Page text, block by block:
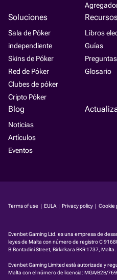
Soluciones
Sala de Póker
independiente
Skins de Póker
Red de Póker
Clubes de póker
Cripto Póker
Libros
Guías
Glosario
Blog
Noticias
Artículos
Eventos
Terms of use | EULA | Privacy policy | Cookie
Evenbet Gaming Ltd. es una empresa de
leyes de Malta con número de registro C
B.Bontadini Street, Birkirkara BKR 1737, Malta.
Evenbet Gaming Limited está autorizada y
Malta con el número de licencia: MGA/B2B/